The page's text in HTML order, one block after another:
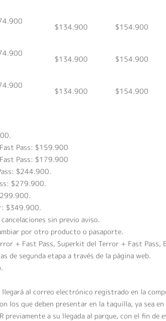
$134.900 $154.900
$134.900 $154.900
$134.900 $154.900
Pass: $159.900
Pass: $179.900
$244.900.
$279.900.
$349.900.
sin previo aviso.
por otro producto o pasaporte.
+ Fast Pass, Superkit del Terror + Fast Pass,
de segunda etapa a través de la página web.
llegará al correo electrónico registrado en la
los que deben presentar en la taquilla, ya sea
previamente a su llegada al parque, con el fin de